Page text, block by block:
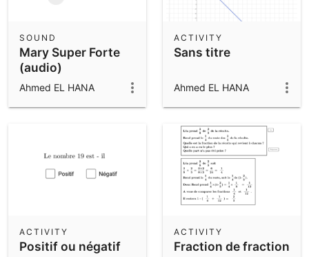
Mary Super Forte
(audio)
SOUND
Ahmed EL HANA
Sans titre
ACTIVITY
Ahmed EL HANA
Positif ou négatif
ACTIVITY
Fraction de fraction
ACTIVITY